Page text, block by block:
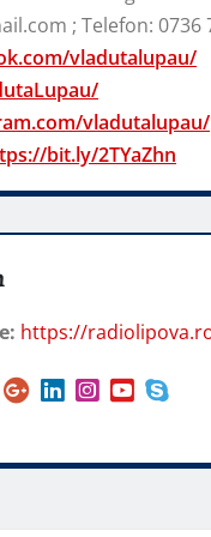
; Telefon: 0736
vladutalupau/
vladutalupau/
bit.ly/2TYaZhn
https://